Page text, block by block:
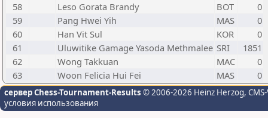
58
Leso Gorata Brandy BOT
0
59
Pang Hwei Yih MAS
0
60
Han Vit Sul KOR
0
61
Uluwitike Gamage Yasoda Methmalee SRI
1851
62
Wong Takkuan MAC
0
63
Woon Felicia Hui Fei MAS 0
сервер Chess-Tournament-Results © 2006-2026 Heinz Herzog,
условия использования